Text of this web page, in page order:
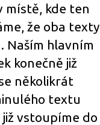
místě, kde ten
že oba texty
Naším hlavním
konečně již
několikrát
textu
již vstoupíme do